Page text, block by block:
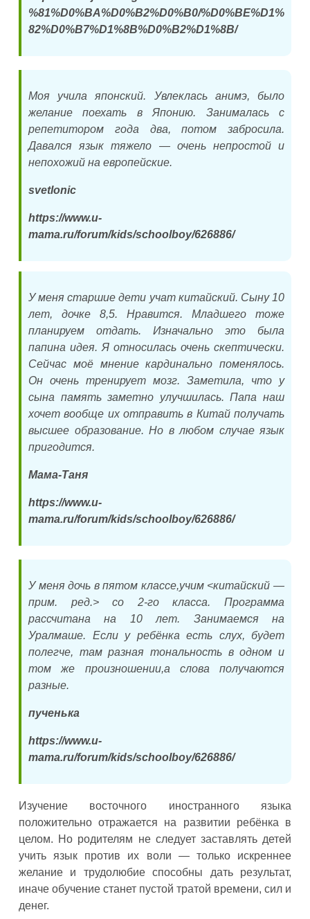
%81%D0%BA%D0%B2%D0%B0/%D0%BE%D1%
82%D0%B7%D1%8B%D0%B2%D1%8B/
Моя учила японский. Увлеклась анимэ, было
желание поехать в Японию. Занималась с
репетитором года два, потом забросила.
Давался язык тяжело — очень непростой и
непохожий на европейские.
svetlonic
https://www.u-
mama.ru/forum/kids/schoolboy/626886/
У меня старшие дети учат китайский. Сыну 10
лет, дочке 8,5. Нравится. Младшего тоже
планируем отдать. Изначально это была
папина идея. Я относилась очень скептически.
Сейчас моё мнение кардинально поменялось.
Он очень тренирует мозг. Заметила, что у
сына память заметно улучшилась. Папа наш
хочет вообще их отправить в Китай получать
высшее образование. Но в любом случае язык
пригодится.
Мама-Таня
https://www.u-
mama.ru/forum/kids/schoolboy/626886/
У меня дочь в пятом классе,учим <китайский —
прим. ред.> со 2-го класса. Программа
рассчитана на 10 лет. Занимаемся на
Уралмаше. Если у ребёнка есть слух, будет
полегче, там разная тональность в одном и
том же произношении,а слова получаются
разные.
пученька
https://www.u-
mama.ru/forum/kids/schoolboy/626886/
Изучение восточного иностранного языка
положительно отражается на развитии ребёнка в
целом. Но родителям не следует заставлять детей
учить язык против их воли — только искреннее
желание и трудолюбие способны дать результат,
иначе обучение станет пустой тратой времени, сил и
денег.